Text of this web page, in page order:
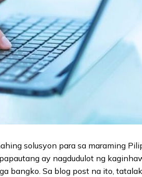
solusyon para sa maraming
ay nagdudulot ng
bangko. Sa blog post na ito,